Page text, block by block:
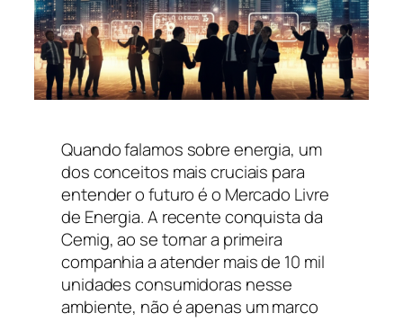
Quando falamos sobre energia, um
dos conceitos mais cruciais para
entender o futuro é o Mercado Livre
de Energia. A recente conquista da
Cemig, ao se tornar a primeira
companhia a atender mais de 10 mil
unidades consumidoras nesse
ambiente, não é apenas um marco